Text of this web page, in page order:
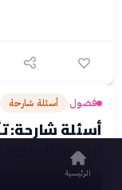
فضول› أسئلة شارحة
أسئلة شارحة:
الهجرة
الرئيسية